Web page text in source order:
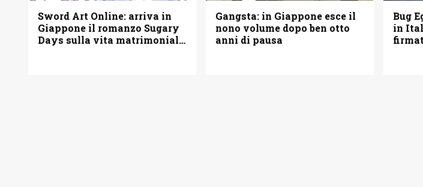
Sword Art Online: arriva in
Giappone il romanzo Sugary
Days sulla vita matrimoniale
Gangsta: in Giappone esce il
nono volume dopo ben otto
anni di pausa
Bug
in